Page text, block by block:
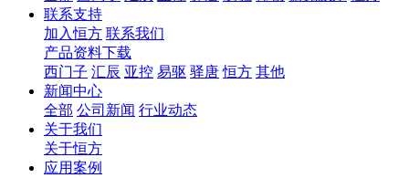
联系支持
加入恒方 联系我们
产品资料下载
西门子 汇辰 亚控 易驱 驿唐 恒方 其他
新闻中心
全部 公司新闻 行业动态
关于我们
关于恒方
应用案例